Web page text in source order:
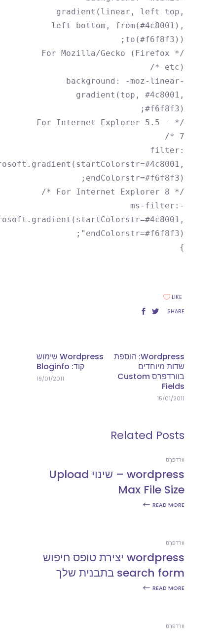
gradient(linear, left top,
left bottom, from(#4c8001),
to(#f6f8f3));
/* For Mozilla/Gecko (Firefox
etc) */
background: -moz-linear-
gradient(top, #4c8001,
#f6f8f3);
/* For Internet Explorer 5.5 -
7 */
filter:
endColorstr=#f6f8f3);
/* For Internet Explorer 8 */
-ms-filter:
endColorstr=#f6f8f3)";
}
LIKE
SHARE
Wordpress: הוספת
שדות מיוחדים
בוורדפרס Custom
Fields
15/01/2011
Wordpress שימוש
קוד: Bloginfo
19/01/2011
Related Posts
וורדפרס
wordpress – שינוי Upload
Max File Size
READ MORE
וורדפרס
wordpress יצירת טופס חיפוש
search form בתבנית שלך
READ MORE
וורדפרס